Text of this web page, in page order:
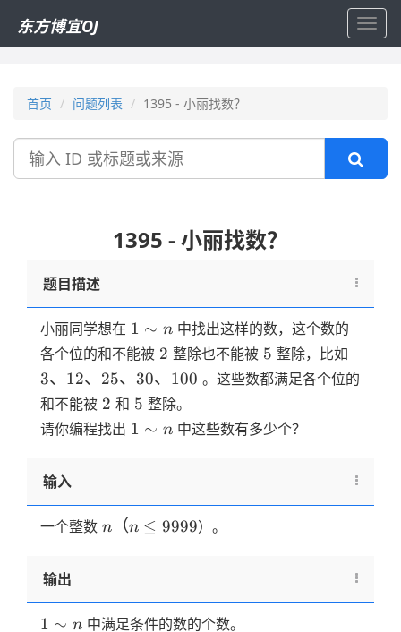
东方博宜OJ
首页 问题列表 1395 - 小丽找数？
搜
1395 - 小丽找数？
题目描述
小丽同学想在 1
\sim
n
1 ∼ n中找出这样的数，这个数的
各个位的和不能被 2
2 整除也不能被 5
5 整除，比如
12、
25、
3、 12、 25、 30、 100 。这些数都满足各个位的
和不能被 2
2 和 5
5 整除。
请你编程找出 1
1 ∼ n中这些数有多少个？
输入
一个整数 n（n
n （n ≤ 9999）。
输出
1
1 ∼ n中满足条件的数的个数。